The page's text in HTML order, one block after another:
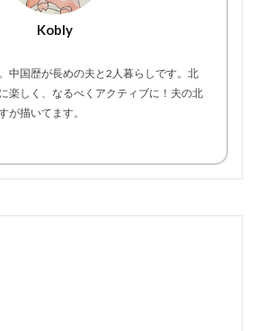
Kobly
中国歴が長めの夫と2人暮らしです。北
楽しく、なるべくアクティブに！夫の北
が描いてます。